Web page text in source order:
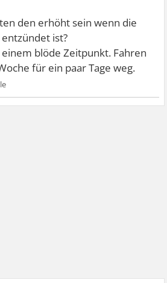
den erhöht sein wenn die
ist?
blöde Zeitpunkt. Fahren
für ein paar Tage weg.